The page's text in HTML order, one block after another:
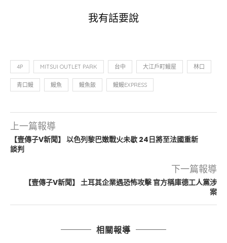
我有話要說
4P MITSUI OUTLET PARK 台中 大江戶町鰻屋 林口
青口鰻 鰻魚 鰻魚飯 鰻鰻EXPRESS
上一篇報導
【壹傳子V新聞】 以色列黎巴嫩戰火未歇 24日將至法國重新
談判
下一篇報導
【壹傳子V新聞】 土耳其企業遇恐怖攻擊 官方稱庫德工人黨涉
案
相關報導